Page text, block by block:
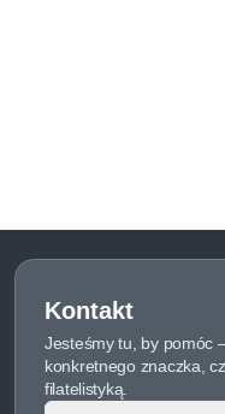
Kontakt
Jesteśmy tu, by pomóc
konkretnego znaczka,
filatelistyką.